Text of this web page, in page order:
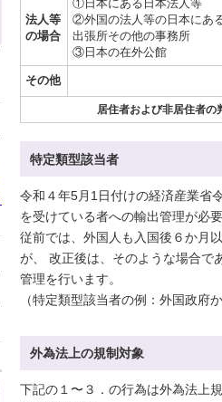
法人等
の場合
①日本にある日本法人等
②外国の法人等の日本にあ
出張所その他の事務所
③日本の在外公館
その他
居住者および非居住者の
特定類型該当者
令和４年5月1日付けの経済産業省
を受けている者への輸出管理が必
従前では、外国人も入国後６か月
が、 改正後は、そのような場合で
管理を行います。
（特定類型該当者の例：外国政府
外為法上の規制対象
下記の１〜３．の行為は外為法上